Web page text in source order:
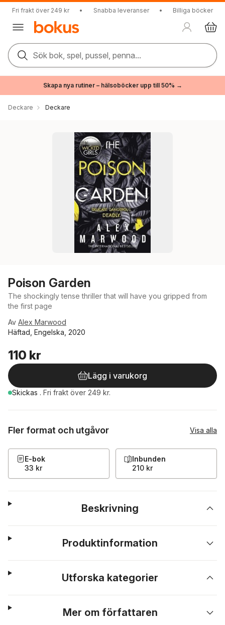
Fri frakt över 249 kr • Snabba leveranser • Billiga böcker
Sök bok, spel, pussel, penna...
Skapa nya rutiner – hälsoböcker upp till 50% →
Deckare Deckare
Poison Garden
The shockingly tense thriller that will have you gripped from
the first page
Av Alex Marwood
Häftad, Engelska, 2020
110 kr
Lägg i varukorg
Skickas . Fri frakt över 249 kr.
Fler format och utgåvor Visa alla
E-bok
33 kr
Inbunden
210 kr
Beskrivning
Produktinformation
Utforska kategorier
Mer om författaren